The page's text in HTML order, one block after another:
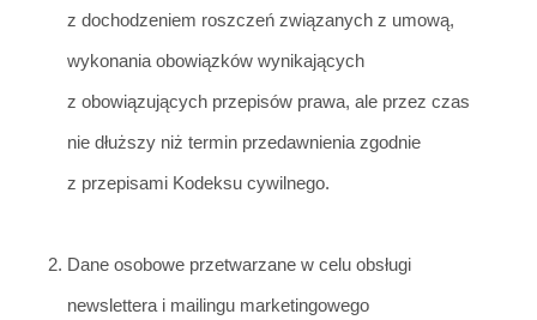
z dochodzeniem roszczeń związanych z umową,
wykonania obowiązków wynikających
z obowiązujących przepisów prawa, ale przez czas
nie dłuższy niż termin przedawnienia zgodnie
z przepisami Kodeksu cywilnego.
Dane osobowe przetwarzane w celu obsługi
newslettera i mailingu marketingowego